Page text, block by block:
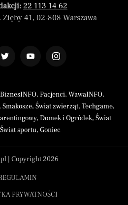
22 113 14 62
41, 02-808 Warszawa
BiznesINFO, Pacjenci, WawaINFO,
, Smakosze, Świat zwierząt, Techgame,
, Domek i Ogródek, Świat
Świat sportu, Goniec
| Copyright 2026
PRYWATNOŚCI